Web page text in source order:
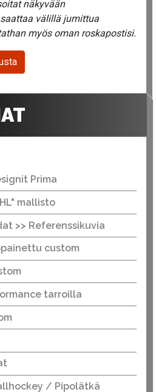
näkyvään
välillä jumittua
myös oman roskapostisi.
Prima
mallisto
>> Referenssikuvia
custom
tarroilla
/ Pipolätkä